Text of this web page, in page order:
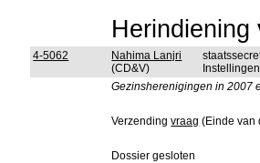
4-5062
Nahima Lanjri
(CD&V)
Instellingen
Gezinsherenigingen in 2007
Verzendingvraag (Einde van
Dossier gesloten